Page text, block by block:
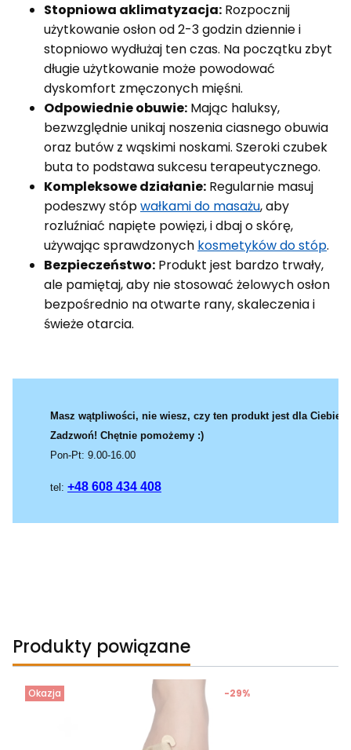
Stopniowa aklimatyzacja: Rozpocznij
użytkowanie osłon od 2-3 godzin dziennie i
stopniowo wydłużaj ten czas. Na początku zbyt
długie użytkowanie może powodować
dyskomfort zmęczonych mięśni.
Odpowiednie obuwie: Mając haluksy,
bezwzględnie unikaj noszenia ciasnego obuwia
oraz butów z wąskimi noskami. Szeroki czubek
buta to podstawa sukcesu terapeutycznego.
Kompleksowe działanie: Regularnie masuj
podeszwy stópwałkami do masażu, aby
rozluźniać napięte powięzi, i dbaj o skórę,
używając sprawdzonych kosmetyków do stóp.
Bezpieczeństwo: Produkt jest bardzo trwały,
ale pamiętaj, aby nie stosować żelowych osłon
bezpośrednio na otwarte rany, skaleczenia i
świeże otarcia.
Masz wątpliwości, nie wiesz, czy ten produkt jest dla Ciebie?
Zadzwoń! Chętnie pomożemy :)
Pon-Pt: 9.00-16.00
tel: +48 608 434 408
Produkty powiązane
Okazja -29%